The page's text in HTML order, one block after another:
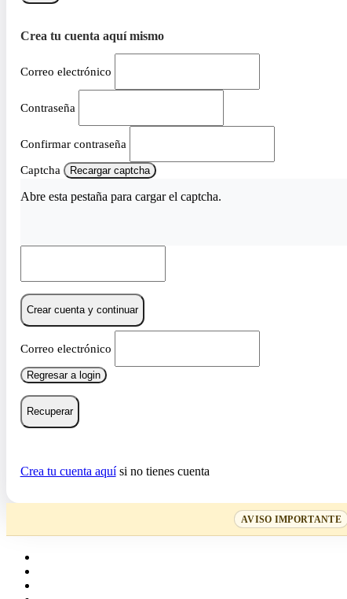
Crea tu cuenta aquí mismo
Correo electrónico
Contraseña
Confirmar contraseña
Captcha Recargar captcha
Abre esta pestaña para cargar el captcha.
Crear cuenta y continuar
Correo electrónico
Regresar a login
Recuperar
Crea tu cuenta aquísi no tienes cuenta
AVISO IMPORTANTE